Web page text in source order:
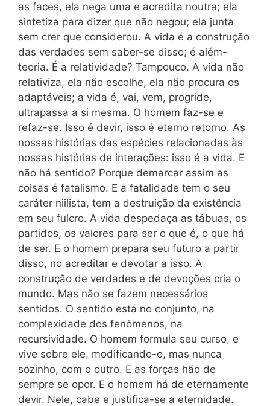
as faces, ela nega uma e acredita noutra; ela
sintetiza para dizer que não negou; ela junta
sem crer que considerou. A vida é a construção
das verdades sem saber-se disso; é além-
teoria. É a relatividade? Tampouco. A vida não
relativiza, ela não escolhe, ela não procura os
adaptáveis; a vida é, vai, vem, progride,
ultrapassa a si mesma. O homem faz-se e
refaz-se. Isso é devir, isso é eterno retorno. As
nossas histórias das espécies relacionadas às
nossas histórias de interações: isso é a vida. E
não há sentido? Porque demarcar assim as
coisas é fatalismo. E a fatalidade tem o seu
caráter niilista, tem a destruição da existência
em seu fulcro. A vida despedaça as tábuas, os
partidos, os valores para ser o que é, o que há
de ser. E o homem prepara seu futuro a partir
disso, no acreditar e devotar a isso. A
construção de verdades e de devoções cria o
mundo. Mas não se fazem necessários
sentidos. O sentido está no conjunto, na
complexidade dos fenômenos, na
recursividade. O homem formula seu curso, e
vive sobre ele, modificando-o, mas nunca
sozinho, com o outro. E as forças hão de
sempre se opor. E o homem há de eternamente
devir. Nele, cabe e justifica-se a eternidade.